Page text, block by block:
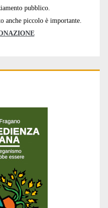
pubblico.
anche piccolo è importante.